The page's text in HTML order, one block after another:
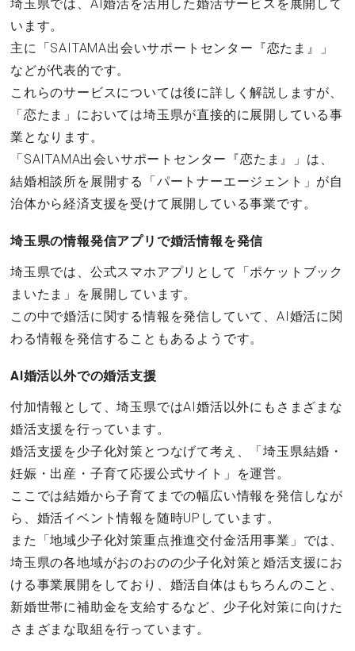
埼玉県では、AI婚活を活用した婚活サービスを展開して
います。
主に「SAITAMA出会いサポートセンター『恋たま』」
などが代表的です。
これらのサービスについては後に詳しく解説しますが、
「恋たま」においては埼玉県が直接的に展開している事
業となります。
「SAITAMA出会いサポートセンター『恋たま』」は、
結婚相談所を展開する「パートナーエージェント」が自
治体から経済支援を受けて展開している事業です。
埼玉県の情報発信アプリで婚活情報を発信
埼玉県では、公式スマホアプリとして「ポケットブック
まいたま」を展開しています。
この中で婚活に関する情報を発信していて、AI婚活に関
わる情報を発信することもあるようです。
AI婚活以外での婚活支援
付加情報として、埼玉県ではAI婚活以外にもさまざまな
婚活支援を行っています。
婚活支援を少子化対策とつなげて考え、「埼玉県結婚・
妊娠・出産・子育て応援公式サイト」を運営。
ここでは結婚から子育てまでの幅広い情報を発信しなが
ら、婚活イベント情報を随時UPしています。
また「地域少子化対策重点推進交付金活用事業」では、
埼玉県の各地域がおのおのの少子化対策と婚活支援にお
ける事業展開をしており、婚活自体はもちろんのこと、
新婚世帯に補助金を支給するなど、少子化対策に向けた
さまざまな取組を行っています。